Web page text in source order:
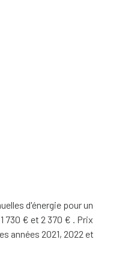
d'énergie pour un
730 € et 2 370 € . Prix
années 2021, 2022 et